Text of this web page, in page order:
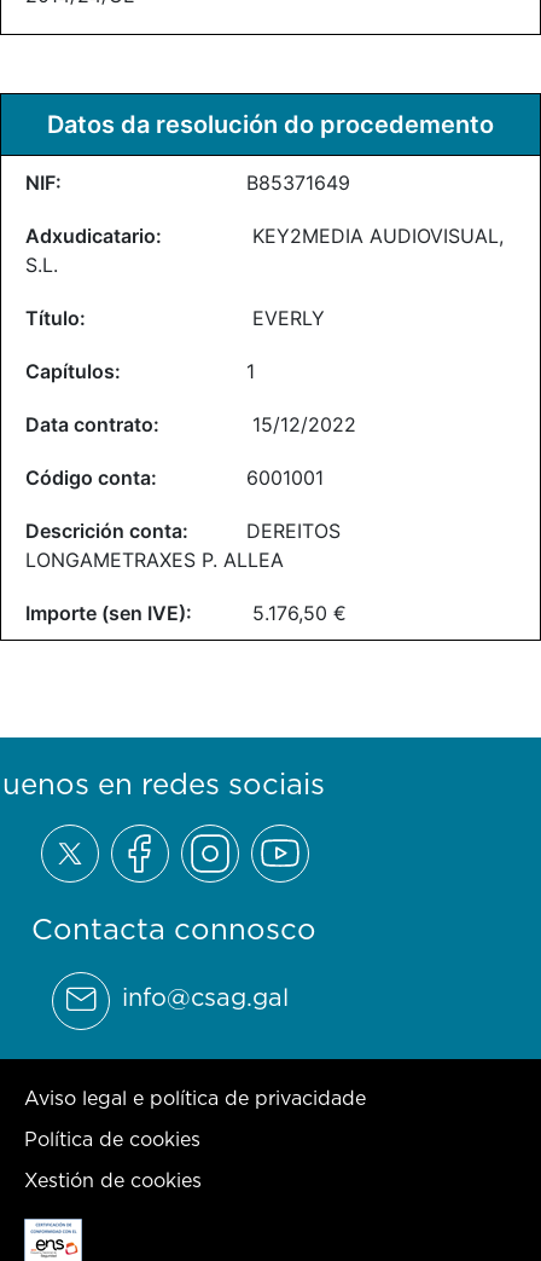
Datos da resolución do procedemento
B85371649
KEY2MEDIA AUDIOVISUAL,
S.L.
EVERLY
1
15/12/2022
6001001
DEREITOS
LONGAMETRAXES P. ALLEA
5.176,50 €
Contacta connosco
info@csag.gal
en redes sociais
Aviso legal e política de privacidade
Política de cookies
Xestión de cookies